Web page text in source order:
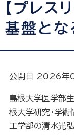
【プレス
基盤とな
公開日 2026年
島根大学医学部
根大学研究・学
工学部の清水光弘